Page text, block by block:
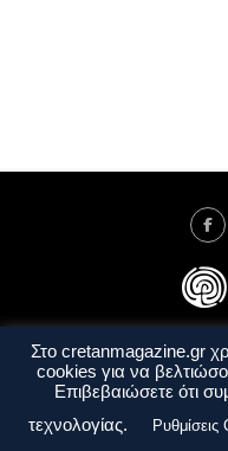
Ταυτότητα
Όροι
Στο cretanmagazine.gr
cookies για να
Επιβεβαιώσετε ότι
τεχνολογίας.
Ρυθμίσεις